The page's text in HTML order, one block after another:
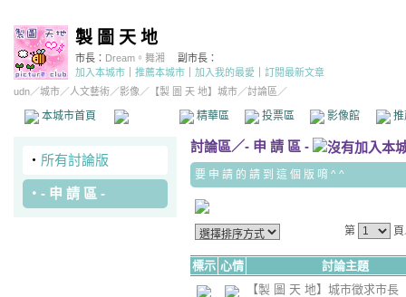
製 圖 天 地
市長： Dream。舞湘
副市長：
加入本城市
推薦本城市 加入我的最愛
訂閱最新文章
udn／城市／人文藝術／影像 ／ 【製 圖 天 地】城市／討論區／
本城市首頁 精華區 投票區 影像館
‧ 所有討論版
‧ - 申 請 區 -
討論區／- 申 請 區 -
要 申 請 的 請 到 這 個 版 唷 ^ ^
第
標示 心情
討論主題
【製 圖 天 地】城市徵求市長